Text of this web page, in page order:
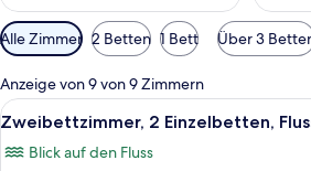
Verfügbare
Filter
für
Zimmer
Alle Zimmer 2 Betten 1 Bett Über 3
Anzeige von 9 von 9 Zimmern
Alle
Fotos
für
Ein
5
Zweibettzimmer, 2 Einzelbetten,
Blick auf den Fluss